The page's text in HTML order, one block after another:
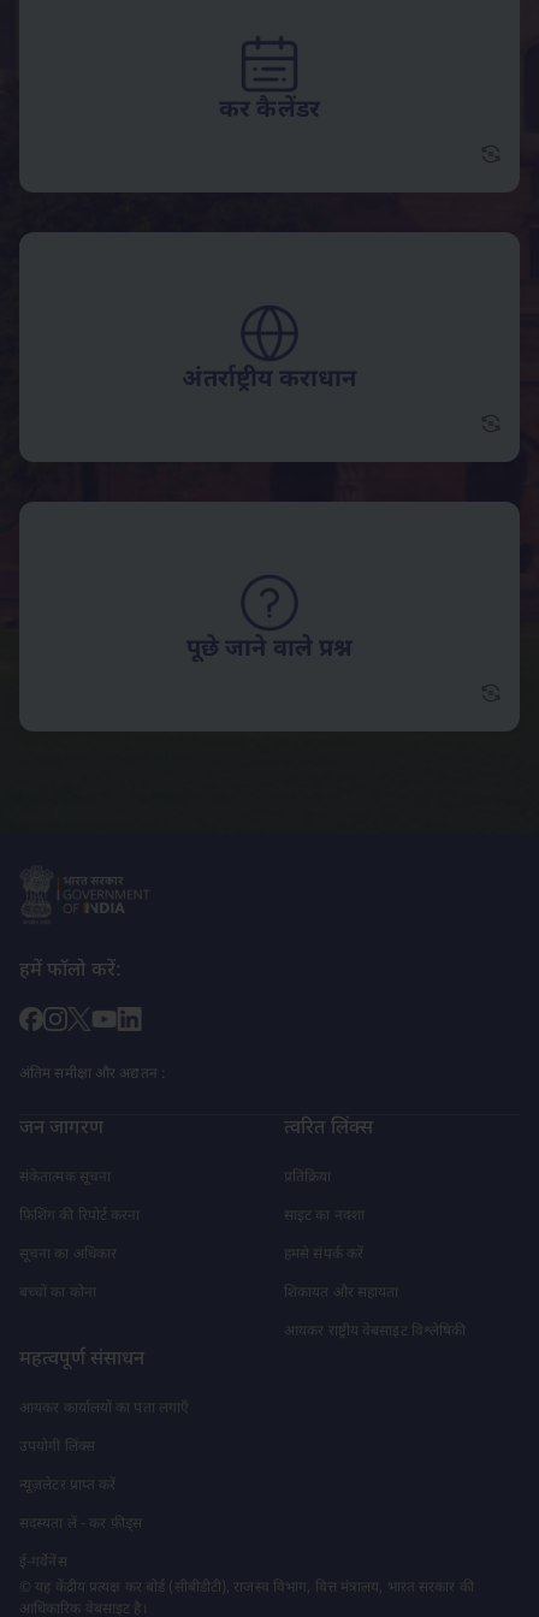
कर कैलेंडर
पलटना
अंतर्राष्ट्रीय कराधान
पूछे जाने वाले प्रश्न
पूछे
हमें फॉलो करें:
अंतिम समीक्षा और अद्यतन :
जन जागरण
संकेतात्मक सूचना
फ़िशिंग की रिपोर्ट करना
सूचना का अधिकार
बच्चों का कोना
त्वरित लिंक्स
प्रतिक्रिया
साइट का नक्शा
हमसे संपर्क करें
शिकायत और सहायता
आयकर राष्ट्रीय वेबसाइट विश्लेषिकी
महत्वपूर्ण संसाधन
आयकर कार्यालयों का पता लगाएँ
उपयोगी लिंक्स
न्यूज़लेटर प्राप्त करें
सदस्यता लें - कर फ़ीड्स
ई-गर्वेनेंस
© यह केंद्रीय प्रत्यक्ष कर बोर्ड (सीबीडीटी), राजस्व विभाग, वित्त मंत्रालय, भारत सरकार की
आधिकारिक वेबसाइट है।